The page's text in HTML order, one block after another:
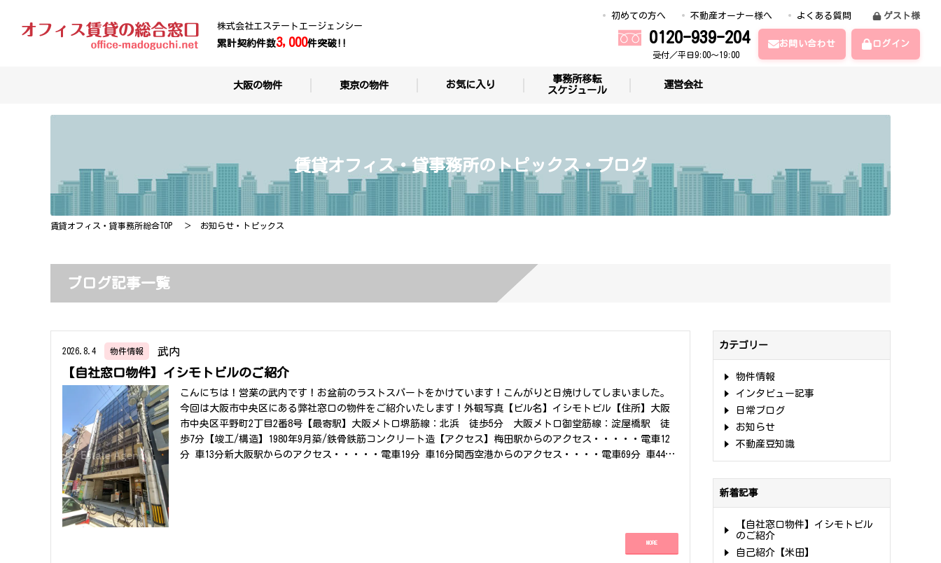
株式会社エステートエージェンシー
累計契約件数3,000件突破!!
初めての方へ 不動産オーナー様へ よくある質問 ゲスト様
0120-939-204
受付／平日9:00～19:00
お問い合わせ ログイン
大阪の物件 東京の物件 お気に入り
事務所移転
スケジュール
運営会社
賃貸オフィス・貸事務所のトピックス・ブログ
賃貸オフィス・貸事務所総合TOP お知らせ・トピックス
ブログ記事一覧
2026.8.4 物件情報 武内
【自社窓口物件】イシモトビルのご紹介
こんにちは！営業の武内です！お盆前のラストスパートをかけています！こんがりと日焼けしてしまいました。
今回は大阪市中央区にある弊社窓口の物件をご紹介いたします！外観写真【ビル名】イシモトビル【住所】大阪
市中央区平野町2丁目2番8号【最寄駅】大阪メトロ堺筋線：北浜 徒歩5分 大阪メトロ御堂筋線：淀屋橋駅 徒
歩7分【竣工/構造】1980年9月築/鉄骨鉄筋コンクリート造【アクセス】梅田駅からのアクセス・・・・・電車12
分 車13分新大阪駅からのアクセス・・・・・電車19分 車16分関西空港からのアクセス・・・・電車69分 車44分
環境が整っています。スタートアップの拠点開設、士業事務所の移転、支店・営業所の開設など、小〜中規模オ
フィスをお探しの企業様に自信を持っておすすめできる好立地・高品質オフィスビルです。ご内覧についてはい
MORE
カテゴリー
物件情報
インタビュー記事
日常ブログ
お知らせ
不動産豆知識
新着記事
【自社窓口物件】イシモトビル
のご紹介
自己紹介【米田】